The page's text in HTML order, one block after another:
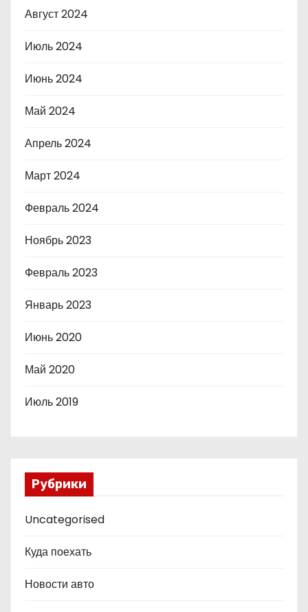
Август 2024
Июль 2024
Июнь 2024
Май 2024
Апрель 2024
Март 2024
Февраль 2024
Ноябрь 2023
Февраль 2023
Январь 2023
Июнь 2020
Май 2020
Июль 2019
Рубрики
Uncategorised
Куда поехать
Новости авто